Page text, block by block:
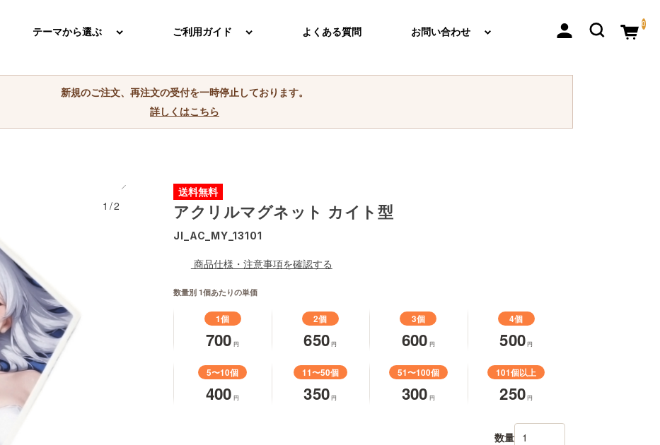
テーマから選ぶ ご利用ガイド よくある質問 お問い合わせ
0
新規のご注文、再注文の受付を一時停止しております。
詳しくはこちら
1/2
送料無料
アクリルマグネット カイト型
JI_AC_MY_13101
商品仕様・注意事項を確認する
数量別 1個あたりの単価
1個
700 円
2個
650円
3個
600 円
4個
500円
5〜10個
400 円
11〜50個
350円
51〜100個
300 円
101個以上
250円
数量